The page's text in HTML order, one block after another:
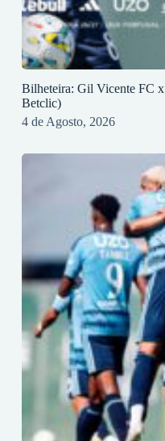
Bilheteira: Gil Vicente FC
Betclic)
4 de Agosto, 2026